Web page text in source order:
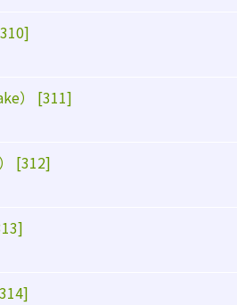
） [311]
[312]